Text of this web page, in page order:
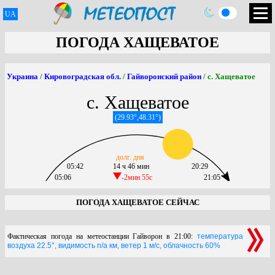
UA
ПОГОДА ХАЩЕВАТОЕ
Украина / Кировоградская обл. / Гайворонский район / с. Хащеватое
с. Хащеватое
(29.93°,48.31°)
05:06
05:42
14 ч 46 мин
-2мин 55c
долг. дня
21:05
20:29
ПОГОДА ХАЩЕВАТОЕ СЕЙЧАС
Фактическая погода на метеостанции Гайворон в 21:00: температура
воздуха 22.5°, видимость n/a км, ветер 1 м/с, облачность 60%